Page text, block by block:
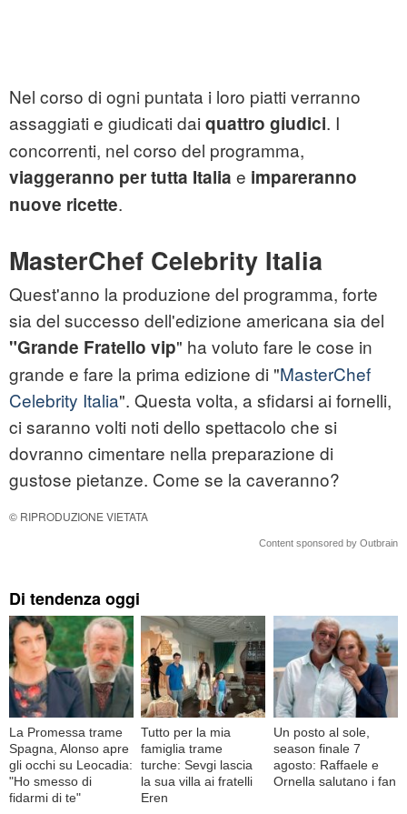
Nel corso di ogni puntata i loro piatti verranno
assaggiati e giudicati dai quattro giudici. I
concorrenti, nel corso del programma,
viaggeranno per tutta Italia e impareranno
nuove ricette.
MasterChef Celebrity Italia
Quest'anno la produzione del programma, forte
sia del successo dell'edizione americana sia del
"Grande Fratello vip" ha voluto fare le cose in
grande e fare la prima edizione di "MasterChef
Celebrity Italia". Questa volta, a sfidarsi ai fornelli,
ci saranno volti noti dello spettacolo che si
dovranno cimentare nella preparazione di
gustose pietanze. Come se la caveranno?
© RIPRODUZIONE VIETATA
Content sponsored by Outbrain
Di tendenza oggi
La Promessa trame
Spagna, Alonso apre
gli occhi su Leocadia:
"Ho smesso di
fidarmi di te"
Tutto per la mia
famiglia trame
turche: Sevgi lascia
la sua villa ai fratelli
Eren
Un posto al sole,
season finale 7
agosto: Raffaele e
Ornella salutano i fan